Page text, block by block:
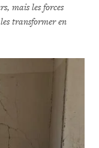
mais les forces
transformer en